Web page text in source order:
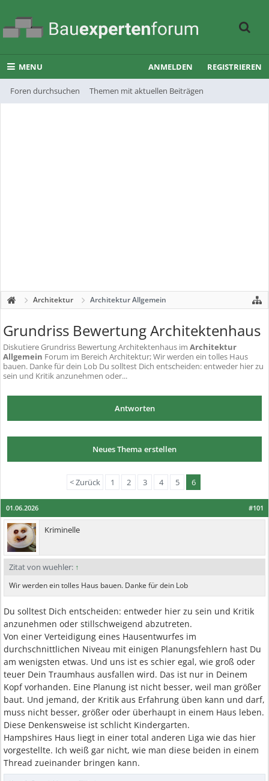
MENU
Foren durchsuchen Themen mit aktuellen Beiträgen
ANMELDEN REGISTRIEREN
Architektur Architektur Allgemein
Grundriss Bewertung Architektenhaus
DiskutiereGrundriss Bewertung Architektenhaus im Architektur
Allgemein Forum im Bereich Architektur; Wir werden ein tolles Haus
bauen. Danke für dein Lob Du solltest Dich entscheiden: entweder hier zu
sein und Kritik anzunehmen oder...
Antworten
Neues Thema erstellen
< Zurück 1 2 3 4 5 6
#101
01.06.2026
Kriminelle
Zitat von wuehler: ↑
Wir werden ein tolles Haus bauen. Danke für dein Lob
Du solltest Dich entscheiden: entweder hier zu sein und Kritik
anzunehmen oder stillschweigend abzutreten.
Von einer Verteidigung eines Hausentwurfes im
durchschnittlichen Niveau mit einigen Planungsfehlern hast Du
am wenigsten etwas. Und uns ist es schier egal, wie groß oder
teuer Dein Traumhaus ausfallen wird. Das ist nur in Deinem
Kopf vorhanden. Eine Planung ist nicht besser, weil man größer
baut. Und jemand, der Kritik aus Erfahrung üben kann und darf,
muss nicht besser, größer oder überhaupt in einem Haus leben.
Diese Denkensweise ist schlicht Kindergarten.
Hampshires Haus liegt in einer total anderen Liga wie das hier
vorgestellte. Ich weiß gar nicht, wie man diese beiden in einem
Thread zueinander bringen kann.